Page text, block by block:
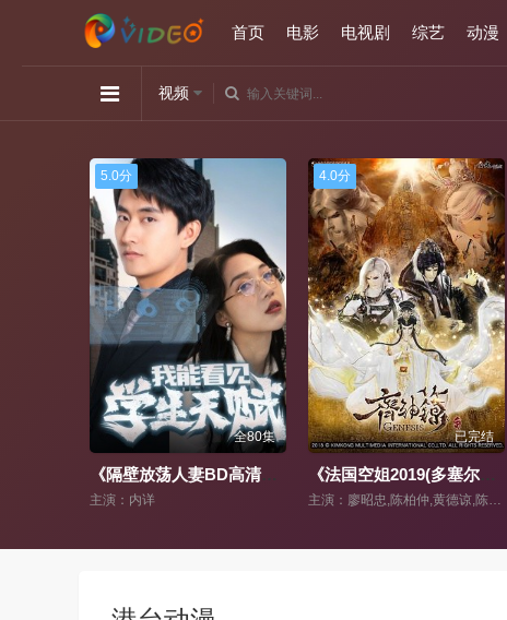
首页 电影 电视剧 综艺 动漫
视频
4.0分
已完结
《法国空姐2019(多塞尔航空)》电视剧
10.0分
全100集
《销冠的秘密》
主演：内详